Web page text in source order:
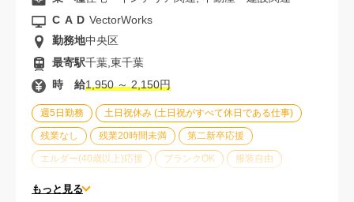
週5日勤務 土日祝休み (土日祝がすべて休日である仕事)
残業なし 残業20時間未満 第二新卒応援
エルダー(40歳以上)応援 ブランクOK 服装自由
車通勤可能
もっと見る
CAD VectorWorks
勤務地中央区
最寄駅千葉,東千葉
時 給1,950 ～ 2,150円